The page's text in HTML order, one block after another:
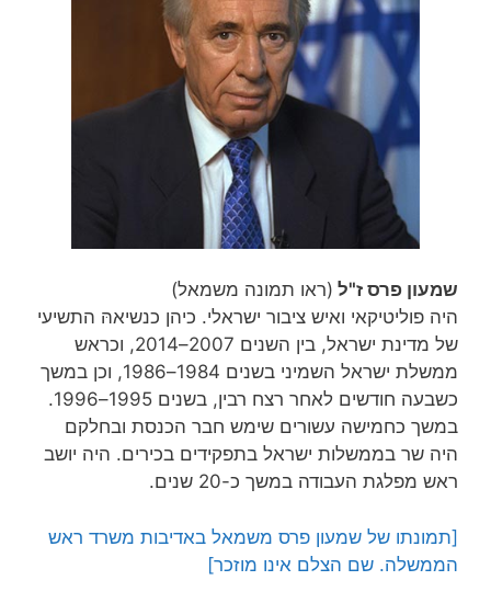
שמעון פרס ז"ל (ראו תמונה משמאל)
היה פוליטיקאי ואיש ציבור ישראלי. כיהן כנשיאהּ התשיעי
של מדינת ישראל, בין השנים 2007–2014, וכראש
ממשלת ישראל השמיני בשנים 1984–1986, וכן במשך
כשבעה חודשים לאחר רצח רבין, בשנים 1995–1996.
במשך כחמישה עשורים שימש חבר הכנסת ובחלקם
היה שר בממשלות ישראל בתפקידים בכירים. היה יושב
ראש מפלגת העבודה במשך כ-20 שנים.
[תמונתו של שמעון פרס משמאל באדיבות משרד ראש
הממשלה. שם הצלם אינו מוזכר]